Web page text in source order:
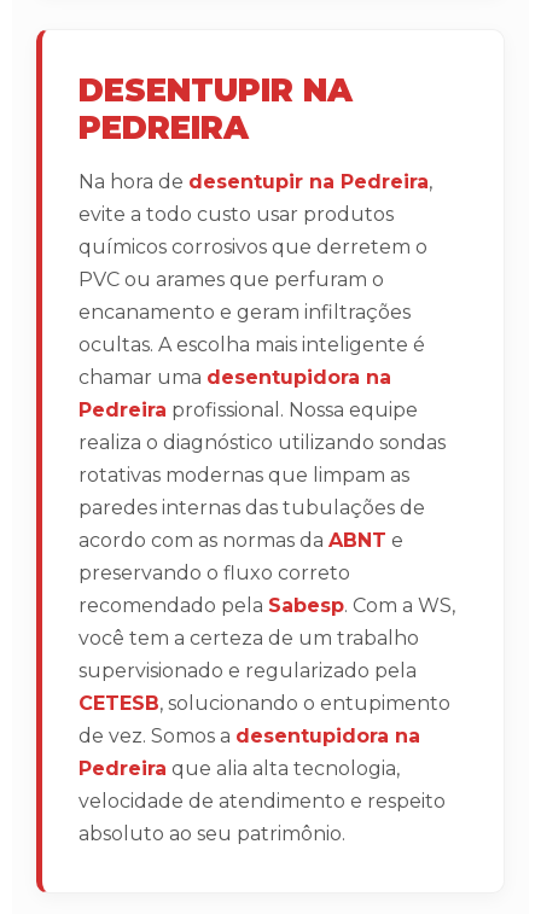
DESENTUPIR NA
PEDREIRA
Na hora de desentupir na Pedreira,
evite a todo custo usar produtos
químicos corrosivos que derretem o
PVC ou arames que perfuram o
encanamento e geram infiltrações
ocultas. A escolha mais inteligente é
chamar uma desentupidora na
Pedreira profissional. Nossa equipe
realiza o diagnóstico utilizando sondas
rotativas modernas que limpam as
paredes internas das tubulações de
acordo com as normas da ABNT e
preservando o fluxo correto
recomendado pela Sabesp. Com a WS,
você tem a certeza de um trabalho
supervisionado e regularizado pela
CETESB, solucionando o entupimento
de vez. Somos a desentupidora na
Pedreira que alia alta tecnologia,
velocidade de atendimento e respeito
absoluto ao seu patrimônio.